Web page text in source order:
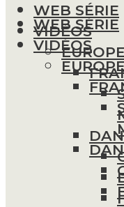
WEB SÉRIE
VIDÉOS
EUROPE
WEB SÉRIE
VIDÉOS